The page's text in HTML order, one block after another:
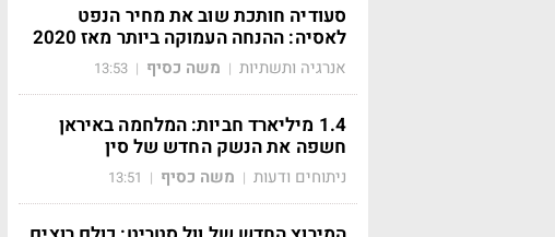
סעודיה חותכת שוב את מחיר הנפט
לאסיה: ההנחה העמוקה ביותר מאז 2020
אנרגיה ותשתיות | משה כסיף |
13:53
1.4 מיליארד חביות: המלחמה באיראן
חשפה את הנשק החדש של סין
ניתוחים ודעות | משה כסיף |
13:51